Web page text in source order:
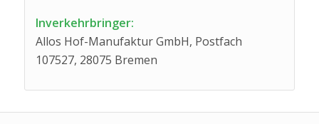
Inverkehrbringer:
Allos Hof-Manufaktur GmbH, Postfach
107527, 28075 Bremen